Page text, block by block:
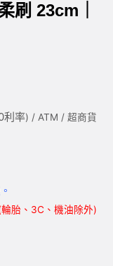
刷 23cm｜
利率) / ATM / 超商貨
胎、3C、機油除外)